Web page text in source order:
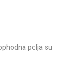
polja su